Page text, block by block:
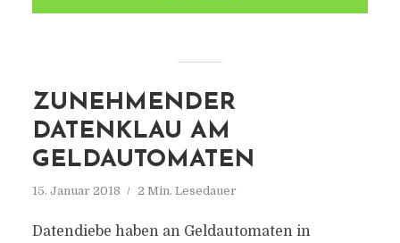
ZUNEHMENDER
DATENKLAU AM
GELDAUTOMATEN
15. Januar 2018 2 Min. Lesedauer
Datendiebe haben an Geldautomaten in